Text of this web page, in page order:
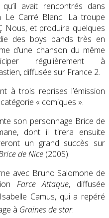
avait rencontrés dans
Le Carré Blanc. La troupe
Nous, et produira quelques
des boys bands très en
d’une chanson du même
régulièrement à
diffusée sur France 2.
à trois reprises l’émission
« comiques ».
son personnage Brice de
dont il tirera ensuite
un grand succès sur
de Nice (2005).
avec Bruno Salomone de
Farce Attaque, diffusée
Camus, qui a repéré
à Graines de star.